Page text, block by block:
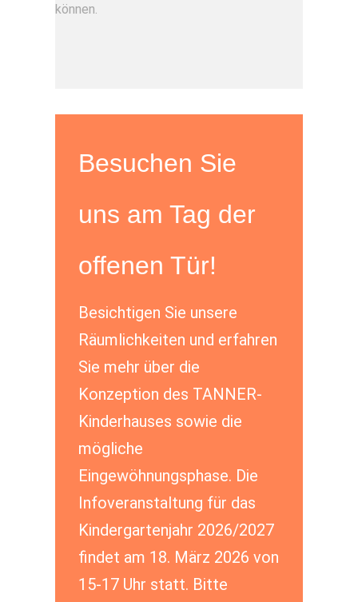
können.
Besuchen Sie
uns am Tag der
offenen Tür!
Besichtigen Sie unsere
Räumlichkeiten und erfahren
Sie mehr über die
Konzeption des TANNER-
Kinderhauses sowie die
mögliche
Eingewöhnungsphase. Die
Infoveranstaltung für das
Kindergartenjahr 2026/2027
findet am 18. März 2026 von
15-17 Uhr statt. Bitte